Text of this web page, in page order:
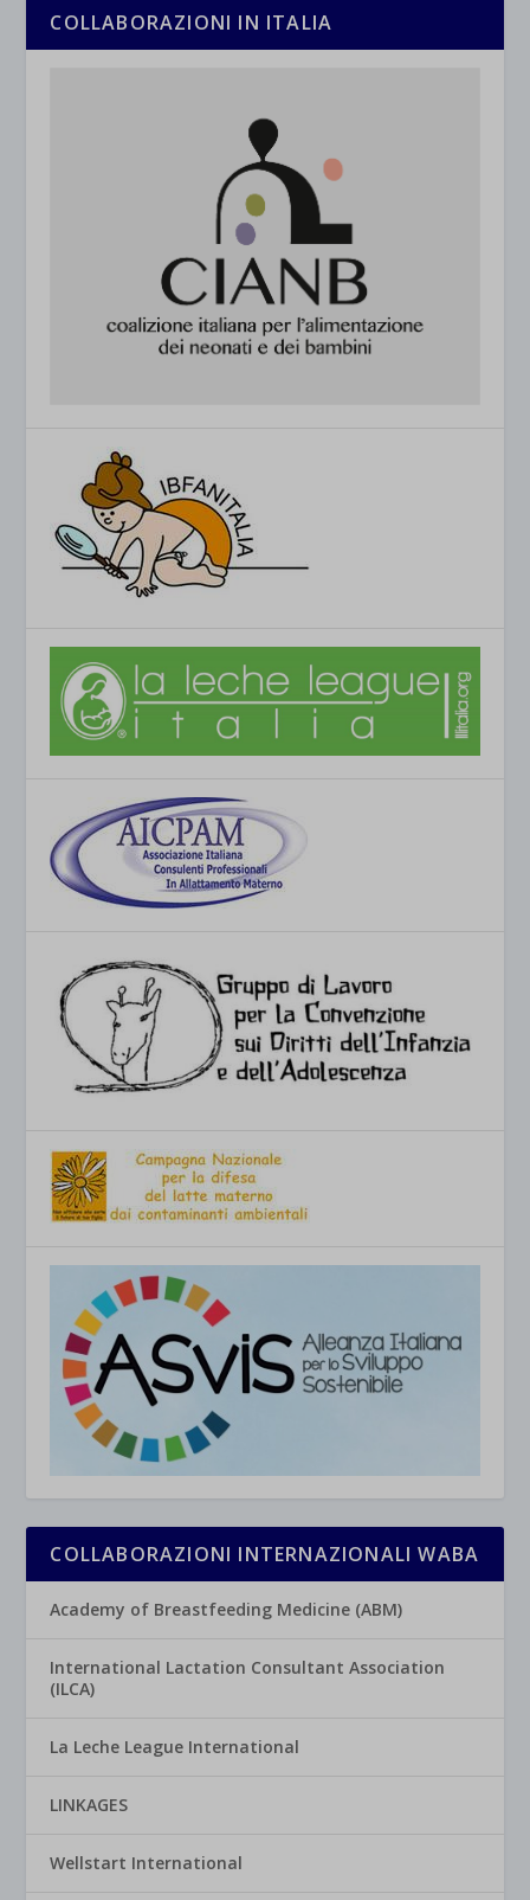
COLLABORAZIONI IN ITALIA
COLLABORAZIONI INTERNAZIONALI WABA
Academy of Breastfeeding Medicine (ABM)
International Lactation Consultant Association
(ILCA)
La Leche League International
LINKAGES
Wellstart International